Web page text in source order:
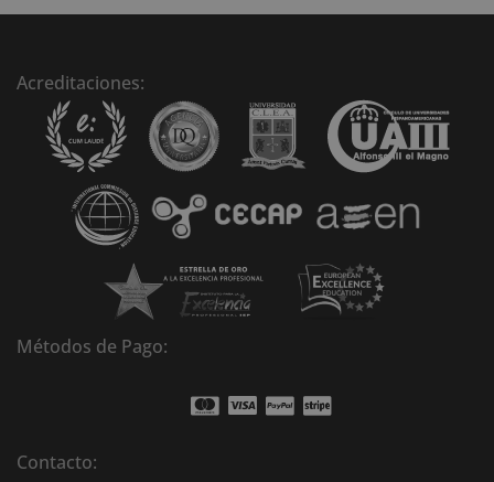
e
Acreditaciones:
Métodos de Pago:
Contacto: